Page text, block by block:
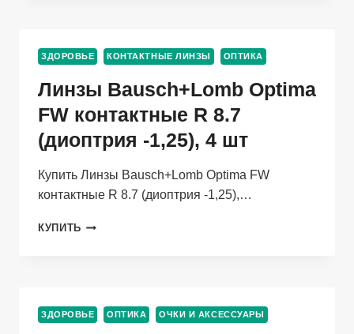
КОРРИГИРУЮЩИЕ/
ДНЕВНЫЕ/
-1.50/14.0/8.6,
2
ШТ
ЗДОРОВЬЕ КОНТАКТНЫЕ ЛИНЗЫ ОПТИКА
Линзы Bausch+Lomb Optima
FW контактные R 8.7
(диоптрия -1,25), 4 шт
Купить Линзы Bausch+Lomb Optima FW
контактные R 8.7 (диоптрия -1,25),…
КУПИТЬ ЛИНЗЫ
R
8.7
ЗДОРОВЬЕ ОПТИКА ОЧКИ И АКСЕССУАРЫ